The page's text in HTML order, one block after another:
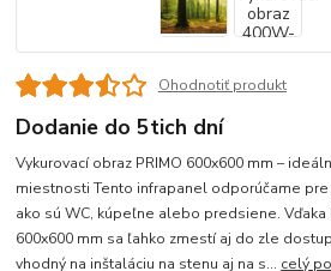
Ohodnotiť produkt
Dodanie do 5tich dní
Vykurovací obraz PRIMO 600x600 mm –
miestnosti Tento infrapanel odporúčame
ako sú WC, kúpeľne alebo predsiene.
600x600 mm sa ľahko zmestí aj do zle
vhodný na inštaláciu na stenu aj na s... celý